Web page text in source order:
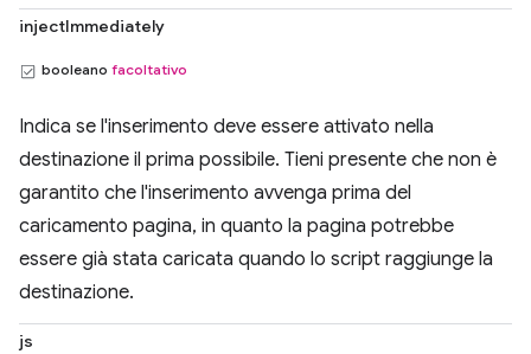
injectImmediately
booleano facoltativo
Indica se l'inserimento deve essere attivato nella
destinazione il prima possibile. Tieni presente che non è
garantito che l'inserimento avvenga prima del
caricamento pagina, in quanto la pagina potrebbe
essere già stata caricata quando lo script raggiunge la
destinazione.
js